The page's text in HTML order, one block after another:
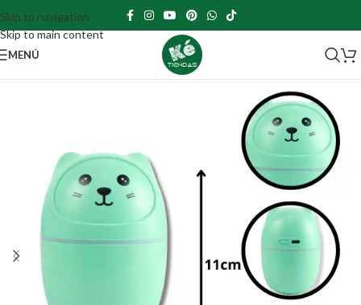
Skip to navigation
Skip to main content
MENÚ